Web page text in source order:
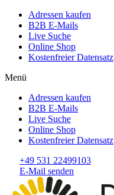
Adressen kaufen
B2B E-Mails
Live Suche
Online Shop
Kostenfreier Datensatz
Menü
Adressen kaufen
B2B E-Mails
Live Suche
Online Shop
Kostenfreier Datensatz
+49 531 22499103
E-Mail senden